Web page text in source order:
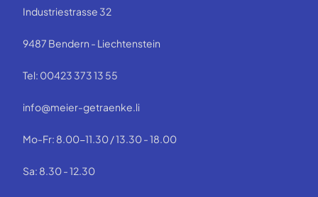
Industriestrasse 32
9487 Bendern - Liechtenstein
Tel: 00423 373 13 55
info@meier-getraenke.li
Mo-Fr: 8.00-11.30 / 13.30 - 18.00
Sa: 8.30 - 12.30